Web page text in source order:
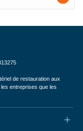
de restauration aux
entreprises que les